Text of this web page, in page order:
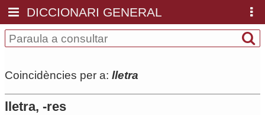
DICCIONARI GENERAL
Coincidències per a: lletra
lletra, -res